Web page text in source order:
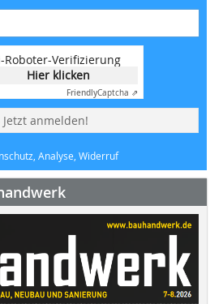
Roboter-Verifizierung
Hier klicken
FriendlyCaptcha ⇗
Jetzt anmelden!
Analyse, Widerruf